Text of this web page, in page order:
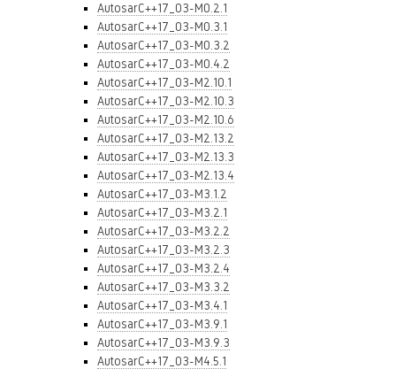
AutosarC++17_03-M0.2.1
AutosarC++17_03-M0.3.1
AutosarC++17_03-M0.3.2
AutosarC++17_03-M0.4.2
AutosarC++17_03-M2.10.1
AutosarC++17_03-M2.10.3
AutosarC++17_03-M2.10.6
AutosarC++17_03-M2.13.2
AutosarC++17_03-M2.13.3
AutosarC++17_03-M2.13.4
AutosarC++17_03-M3.1.2
AutosarC++17_03-M3.2.1
AutosarC++17_03-M3.2.2
AutosarC++17_03-M3.2.3
AutosarC++17_03-M3.2.4
AutosarC++17_03-M3.3.2
AutosarC++17_03-M3.4.1
AutosarC++17_03-M3.9.1
AutosarC++17_03-M3.9.3
AutosarC++17_03-M4.5.1